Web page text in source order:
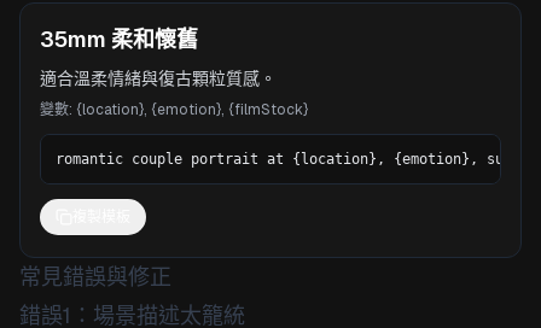
35mm 柔和懷舊
適合溫柔情緒與復古顆粒質感。
變數: {location}, {emotion}, {filmStock}
romantic couple portrait at {location}, {emotion},
常見錯誤與修正
錯誤1：場景描述太籠統